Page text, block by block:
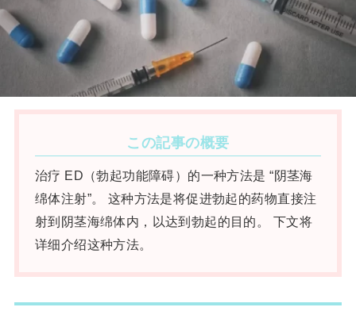
この記事の概要
治疗 ED（勃起功能障碍）的一种方法是 “阴茎海
绵体注射”。 这种方法是将促进勃起的药物直接注
射到阴茎海绵体内，以达到勃起的目的。 下文将
详细介绍这种方法。